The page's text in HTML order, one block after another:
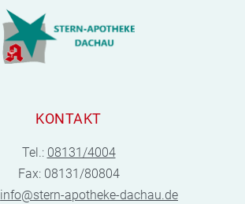
KONTAKT
Tel.: 08131/4004
Fax: 08131/80804
info@stern-apotheke-dachau.de